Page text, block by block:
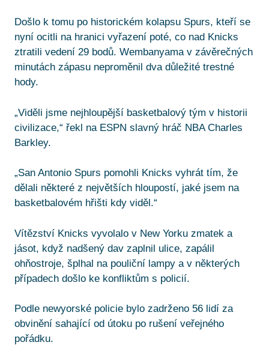
Došlo k tomu po historickém kolapsu Spurs, kteří se
nyní ocitli na hranici vyřazení poté, co nad Knicks
ztratili vedení 29 bodů. Wembanyama v závěrečných
minutách zápasu neproměnil dva důležité trestné
hody.
„Viděli jsme nejhloupější basketbalový tým v historii
civilizace,“ řekl na ESPN slavný hráč NBA Charles
Barkley.
„San Antonio Spurs pomohli Knicks vyhrát tím, že
dělali některé z největších hloupostí, jaké jsem na
basketbalovém hřišti kdy viděl.“
Vítězství Knicks vyvolalo v New Yorku zmatek a
jásot, když nadšený dav zaplnil ulice, zapálil
ohňostroje, šplhal na pouliční lampy a v některých
případech došlo ke konfliktům s policií.
Podle newyorské policie bylo zadrženo 56 lidí za
obvinění sahající od útoku po rušení veřejného
pořádku.